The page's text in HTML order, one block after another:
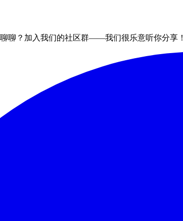
聊？加入我们的社区群——我们很乐意听你分享！